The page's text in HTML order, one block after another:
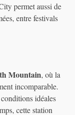
permet aussi de
entre festivals
Mountain, où la
incomparable.
idéales
cette station